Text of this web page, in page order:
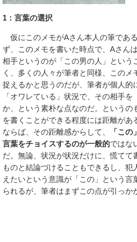
1：言葉の選択
仮にこのメモがAさん本人の筆であ
ず、このメモを書いた時点で、Aさん
相手というのが「この男の人」という
く、多くの人々が筆者と同様、このメ
捉えるかと思うのだが、筆者が個人的
「オワレている」状況で、その相手を
か、という素朴な点なのだ。というの
を書くことができる程度には距離があ
ならば、その距離感からして、
「こ
言葉をチョイスするのが一般的ではな
だ。無論、状況が状況だけに、慌てて
ものと結論づけることもできるし、
えたいという意識が「この」という言
られるが、筆者はまずこの点が引っか